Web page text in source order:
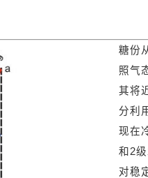
糖份
照气
其将
分利
现在
和2
对稳